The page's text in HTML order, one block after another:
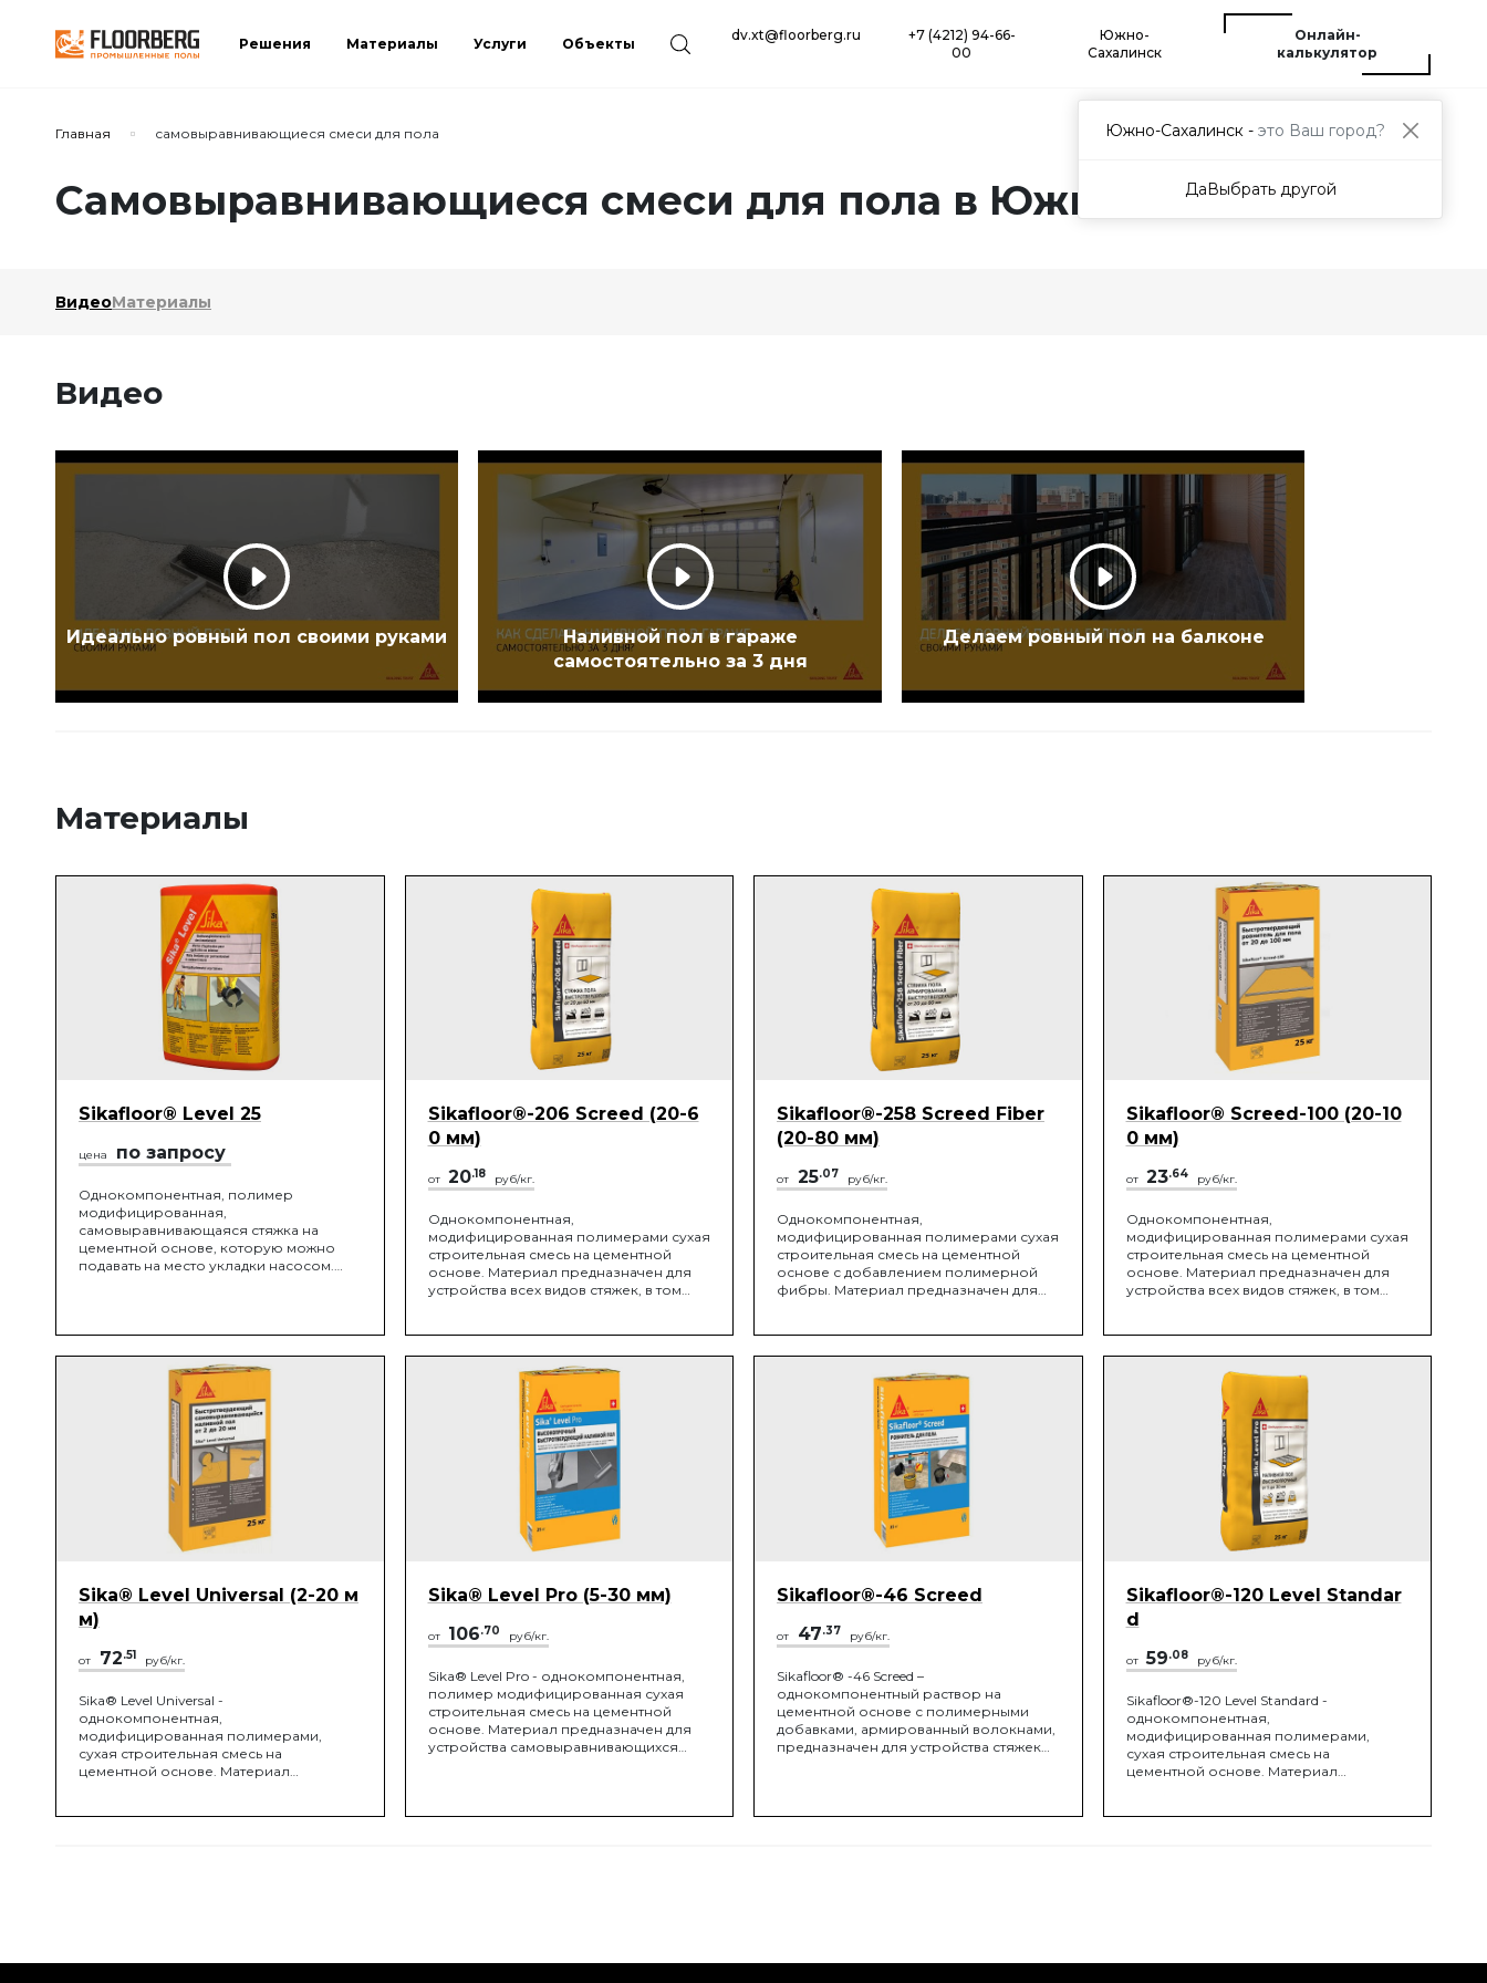
Решения Материалы Услуги Объекты
dv.xt@floorberg.ru
+7 (4212) 94-66-
00
Южно-
Сахалинск
Онлайн-
калькулятор
Главная самовыравнивающиеся смеси для пола
Самовыравнивающиеся смеси для пола в Южно-Сахалинске
ВидеоМатериалы
Видео
Идеально ровный пол своими руками
Наливной пол в гараже
самостоятельно за 3 дня
Делаем ровный пол на балконе
Материалы
Sikafloor® Level 25
цена по запросу
Однокомпонентная, полимер
модифицированная,
самовыравнивающаяся стяжка на
цементной основе, которую можно
подавать на место укладки насосом.
финишного покрытия.
Sikafloor®-206 Screed (20-6
0 мм)
от 20.18 руб/кг.
Однокомпонентная,
модифицированная полимерами сухая
строительная смесь на цементной
основе. Материал предназначен для
устройства всех видов стяжек, в том
Sikafloor®-258 Screed Fiber
(20-80 мм)
от 25.07 руб/кг.
Однокомпонентная,
модифицированная полимерами сухая
строительная смесь на цементной
основе с добавлением полимерной
фибры. Материал предназначен для
Sikafloor® Screed-100 (20-10
0 мм)
от 23.64 руб/кг.
Однокомпонентная,
модифицированная полимерами сухая
строительная смесь на цементной
основе. Материал предназначен для
устройства всех видов стяжек, в том
Sika® Level Universal (2-20 м
м)
от 72.51 руб/кг.
Sika® Level Universal -
однокомпонентная,
модифицированная полимерами,
сухая строительная смесь на
цементной основе. Материал
Sika® Level Pro (5-30 мм)
от 106.70 руб/кг.
Sika® Level Pro - однокомпонентная,
полимер модифицированная сухая
строительная смесь на цементной
основе. Материал предназначен для
устройства самовыравнивающихся
Sikafloor®-46 Screed
от 47.37 руб/кг.
Sikafloor® -46 Screed –
однокомпонентный раствор на
цементной основе с полимерными
добавками, армированный волокнами,
предназначен для устройства стяжек
Sikafloor®-120 Level Standar
d
от 59.08 руб/кг.
Sikafloor®-120 Level Standard -
однокомпонентная,
модифицированная полимерами,
сухая строительная смесь на
цементной основе. Материал
Южно-Сахалинск - это Ваш город?
ДаВыбрать другой